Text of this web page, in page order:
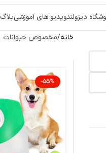
دیزولندویدیو های آموزشیبلاگ
خانه مخصوص حیوانات
-55%